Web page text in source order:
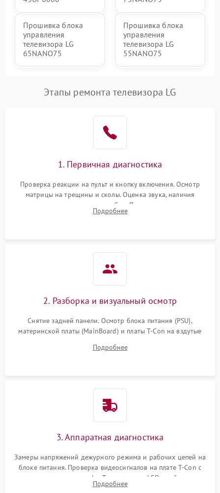
Прошивка блока
управления
телевизора LG
65NANO75
Прошивка блока
управления
телевизора LG
55NANO75
Этапы ремонта телевизора LG
1. Первичная диагностика
Проверка реакции на пульт и кнопку включения. Осмотр
матрицы на трещины и сколы. Оценка звука, наличия
подсветки и индикаторов ошибок. Подключение тестовых
источников сигнала для выявления симптомов поломки.
Подробнее
2. Разборка и визуальный осмотр
Снятие задней панели. Осмотр блока питания (PSU),
материнской платы (MainBoard) и платы T-Con на вздутые
Проверка надежности фиксации и целостности шлейфов.
Подробнее
3. Аппаратная диагностика
Замеры напряжений дежурного режима и рабочих цепей на
блоке питания. Проверка видеосигналов на плате T-Con с
помощью осциллографа. Тестирование LED-драйвера и
светодиодных планок подсветки мультиметром.
Подробнее